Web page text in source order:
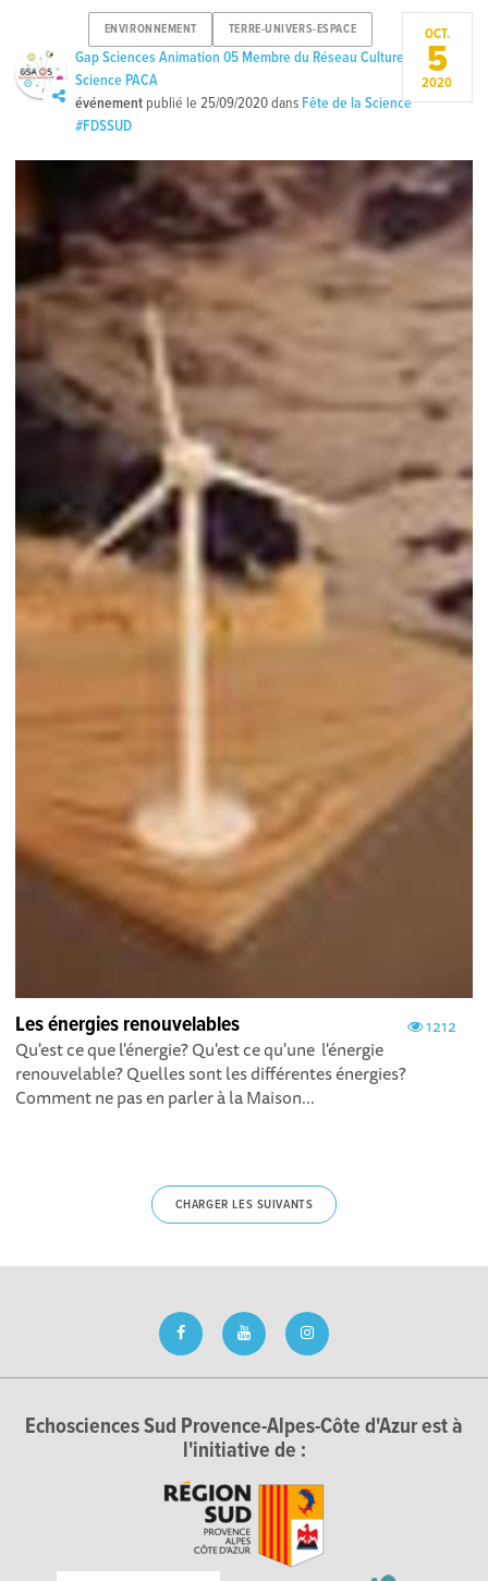
ENVIRONNEMENT TERRE-UNIVERS-ESPACE
Gap Sciences Animation 05 Membre du Réseau Culture
Science PACA
événement publié le25/09/2020dans Fête de la Science
#FDSSUD
OCT.
5
2020
1212
Les énergies renouvelables
Qu'est ce que l'énergie? Qu'est ce qu'une l'énergie
renouvelable? Quelles sont les différentes énergies?
Comment ne pas en parler à la Maison...
CHARGER LES SUIVANTS
Echosciences Sud Provence-Alpes-Côte d'Azur est à
l'initiative de :